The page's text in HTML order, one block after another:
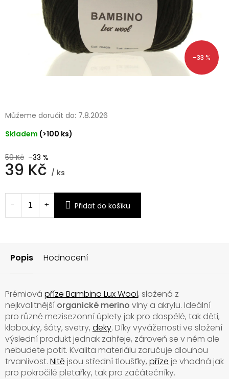
–33 %
59 Kč –33 %
39 Kč / ks
cena:
Skladem (>100 ks)
Můžeme doručit do: 7.8.2026
Přidat do košíku
Popis Hodnocení
Prémiová příze Bambino Lux Wool, složená z
nejkvalitnější organické merino vlny a akrylu. Ideální
pro různé mezisezonní úplety jak pro dospělé, tak děti,
klobouky, šáty, svetry, deky. Díky vyváženosti ve složení
výslední produkt jednak zahřeje, zároveň se v něm ale
nebudete potit. Kvalita materiálu zaručuje dlouhou
trvanlivost. Nitě jsou střední tloušťky, příze je vhodná jak
pro pokročilé pletařky, tak pro začátečníky.